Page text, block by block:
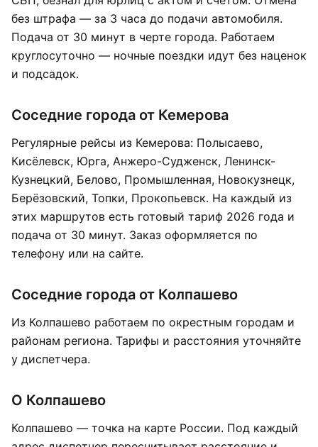
без штрафа — за 3 часа до подачи автомобиля.
Подача от 30 минут в черте города. Работаем
круглосуточно — ночные поездки идут без наценок
и подсадок.
Соседние города от Кемерова
Регулярные рейсы из Кемерова: Полысаево,
Кисёлевск, Юрга, Анжеро-Судженск, Ленинск-
Кузнецкий, Белово, Промышленная, Новокузнецк,
Берёзовский, Топки, Прокопьевск. На каждый из
этих маршрутов есть готовый тариф 2026 года и
подача от 30 минут. Заказ оформляется по
телефону или на сайте.
Соседние города от Колпашево
Из Колпашево работаем по окрестным городам и
районам региона. Тарифы и расстояния уточняйте
у диспетчера.
О Колпашево
Колпашево — точка на карте России. Под каждый